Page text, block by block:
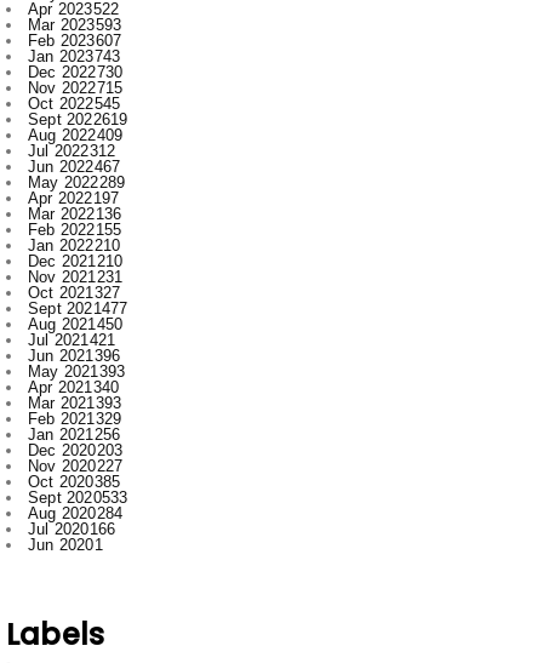
Nov 2022715
Oct 2022545
Sept 2022619
Aug 2022409
Jul 2022312
Jun 2022467
May 2022289
Apr 2022197
Mar 2022136
Feb 2022155
Jan 2022210
Dec 2021210
Nov 2021231
Oct 2021327
Sept 2021477
Aug 2021450
Jul 2021421
Jun 2021396
May 2021393
Apr 2021340
Mar 2021393
Feb 2021329
Jan 2021256
Dec 2020203
Nov 2020227
Oct 2020385
Sept 2020533
Aug 2020284
Jul 2020166
Jun 20201
Ambagarh
Ambagarh Chauki